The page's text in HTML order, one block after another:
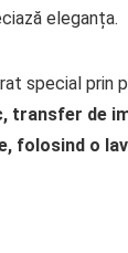
eleganța.
special prin
transfer de
folosind o